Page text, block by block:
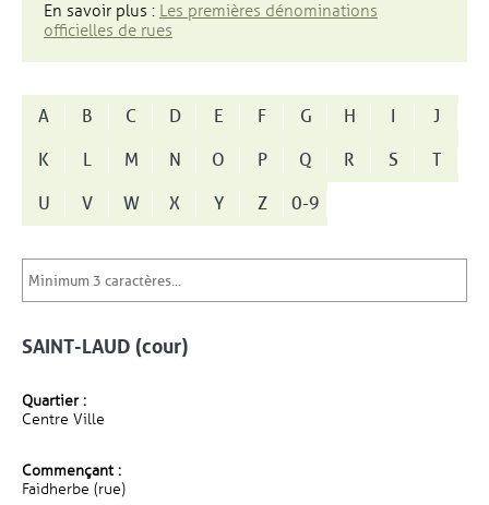
En savoir plus : Les premières dénominations
officielles de rues
A B C D E F G H I
J
K
L M N O P Q R S
T
U
V W X Y Z 0-9
SAINT-LAUD (cour)
Quartier :
Centre Ville
Commençant :
Faidherbe (rue)